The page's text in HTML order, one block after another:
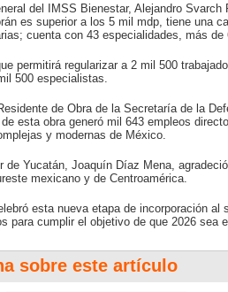
del IMSS Bienestar, Alejandro
es superior a los 5 mil mdp, tiene una
cuenta con 43 especialidades, más
permitirá regularizar a 2 mil 500
500 especialistas.
de Obra de la Secretaría de la
esta obra generó mil 643 empleos
y modernas de México.
de Yucatán, Joaquín Díaz Mena,
mexicano y de Centroamérica.
esta nueva etapa de incorporación
para cumplir el objetivo de que 2026 sea
sobre este artículo